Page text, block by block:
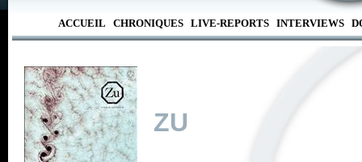
ACCUEIL CHRONIQUES LIVE-REPORTS INTERVIEWS
ZU